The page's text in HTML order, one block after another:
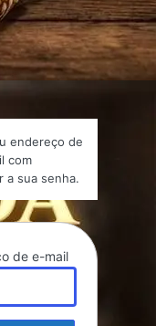
endereço de
com
a sua senha.
de e-mail